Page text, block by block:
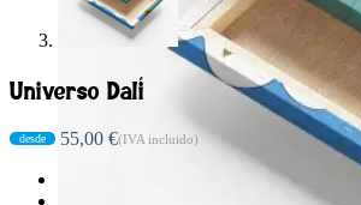
Universo Dalí
55,00 €(IVA incluido)